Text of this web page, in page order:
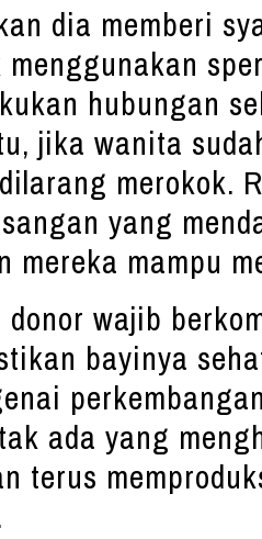
dia memberi
hubungan
jika wanita
merokok.
yang
mereka mampu
donor wajib
bayinya
ada yang
terus